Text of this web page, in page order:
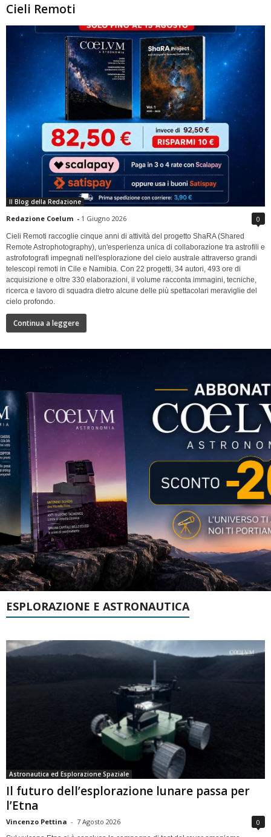
Cieli Remoti
Il Blog della Redazione
Redazione Coelum - 1 Giugno 2026 0
Cieli Remoti raccoglie cinque anni di attività del progetto ShaRA (Shared
Remote Astrophotography), un'esperienza unica di collaborazione tra astrofili e
astrofotografi impegnati nell'esplorazione del cielo australe attraverso grandi
telescopi remoti in Cile e Namibia. Con 22 progetti, 34 autori, 493 ore di
acquisizione e oltre 330 elaborazioni, il volume racconta immagini, tecniche,
ricerca e lavoro di squadra dietro alcune delle più spettacolari meraviglie del
cielo profondo.
Continua a leggere
ESPLORAZIONE E ASTRONAUTICA
Astronautica ed Esplorazione Spaziale
Il futuro dell’esplorazione lunare passa per
l’Etna
Vincenzo Pettina - 7 Agosto 2026 0